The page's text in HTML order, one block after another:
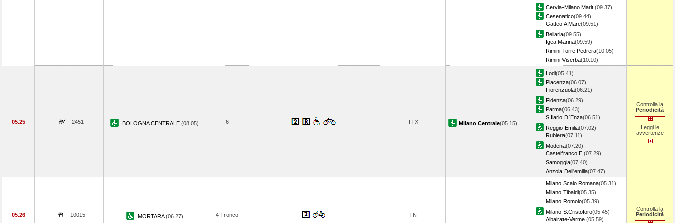
Cervia-Milano Marit. (09.37)
Cesenatico(09.44)
Gatteo A Mare(09.51)
Bellaria(09.55)
Igea Marina(09.59)
Rimini Torre Pedrera(10.05)
Rimini Viserba(10.10)
05.25 2451 BOLOGNA CENTRALE (08.05) 6 TTX Milano Centrale(05.15)
Lodi(05.41)
Piacenza(06.07)
Fiorenzuola(06.21)
Fidenza(06.29)
Parma(06.43)
S.Ilario D`Enza(06.51)
Reggio Emilia(07.02)
Rubiera(07.11)
Modena(07.20)
Castelfranco E. (07.29)
Samoggia(07.40)
Anzola Dell'emilia(07.47)
Controlla la
Periodicità
Leggi le
avvertenze
05.26 10015 MORTARA(06.27) 4 Tronco TN
Milano Scalo Romana(05.31)
Milano Tibaldi(05.35)
Milano Romolo(05.39)
Milano S.Cristoforo(05.45)
Albairate-Verme. (05.59)
Controlla la
Periodicità